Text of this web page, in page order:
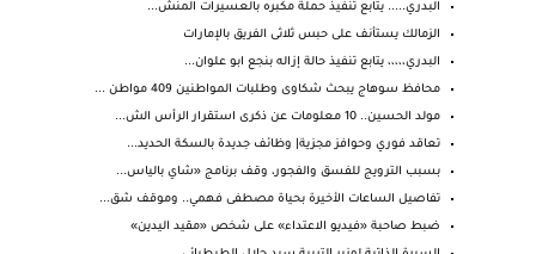
البدري..... يتابع تنفيذ حملة مكبره بالعسيرات المنش...
الزمالك يستأنف على حبس ثلاثى الفريق بالإمارات
البدري،،،،، يتابع تنفيذ حالة إزاله بنجع ابو علوان...
محافظ سوهاج يبحث شكاوى وطلبات المواطنين 409 مواطن ...
مولد الحسين.. 10 معلومات عن ذكرى استقرار الرأس الش...
تعاقد فوري وحوافز مجزية| وظائف جديدة بالسكة الحديد...
بسبب الترويج للفسق والفجور، وقف برنامج «شاي بالياس...
تفاصيل الساعات الأخيرة بحياة مصطفى فهمي.. وموقف شق...
ضبط صاحبة «فيديو الاعتداء» على شخص «مقيد اليدين»